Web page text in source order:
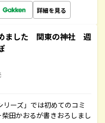
詳細を見る
ました 関東の神社 週
ーズ」では初めてのコミ
田かおるが書きおろしまし